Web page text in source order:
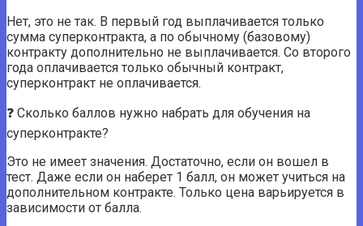
Нет, это не так. В первый год выплачивается только
сумма суперконтракта, а по обычному (базовому)
контракту дополнительно не выплачивается. Со второго
года оплачивается только обычный контракт,
суперконтракт не оплачивается.
❓ Сколько баллов нужно набрать для обучения на
суперконтракте?
Это не имеет значения. Достаточно, если он вошел в
тест. Даже если он наберет 1 балл, он может учиться на
дополнительном контракте. Только цена варьируется в
зависимости от балла.